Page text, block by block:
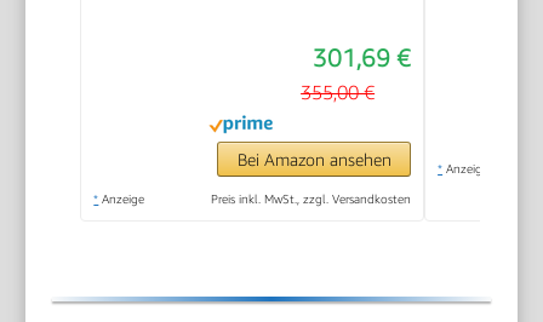
301,69 €
355,00 €
Bei Amazon ansehen
* Anzeige Preis inkl. MwSt., zzgl. Versandkosten
* Anzeige